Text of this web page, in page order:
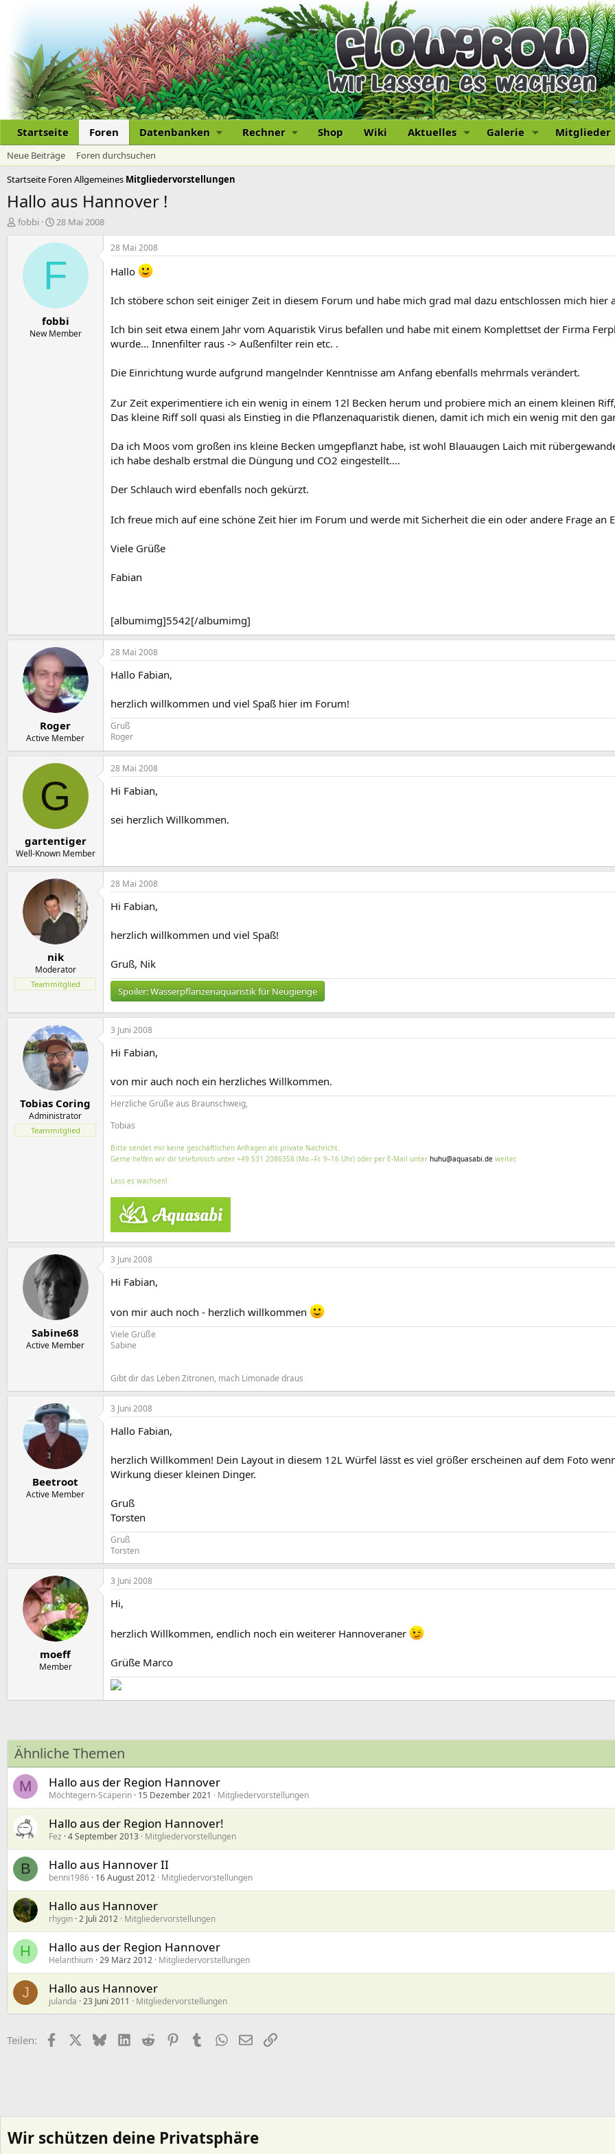
Startseite Foren Datenbanken Rechner Shop Wiki Aktuelles Galerie Mitglieder
Neue Beiträge
Foren durchsuchen
Startseite Foren Allgemeines Mitgliedervorstellungen
Hallo aus Hannover !
E
fobbi
E
s
t
a
m
28 Mai 2008
F
fobbi
New Member
28 Mai 2008
Hallo
Ich stöbere schon seit einiger Zeit in diesem Forum und habe mich grad mal dazu entschlossen mich hier
Ich bin seit etwa einem Jahr vom Aquaristik Virus befallen und habe mit einem Komplettset der Firma
wurde... Innenfilter raus -> Außenfilter rein etc. .
Die Einrichtung wurde aufgrund mangelnder Kenntnisse am Anfang ebenfalls mehrmals verändert.
Zur Zeit experimentiere ich ein wenig in einem 12l Becken herum und probiere mich an einem kleinen
Das kleine Riff soll quasi als Einstieg in die Pflanzenaquaristik dienen, damit ich mich ein wenig mit den
Da ich Moos vom großen ins kleine Becken umgepflanzt habe, ist wohl Blauaugen Laich mit
ich habe deshalb erstmal die Düngung und CO2 eingestellt....
Der Schlauch wird ebenfalls noch gekürzt.
Ich freue mich auf eine schöne Zeit hier im Forum und werde mit Sicherheit die ein oder andere Frage an
Viele Grüße
Fabian
[albumimg]5542[/albumimg]
Roger
Active Member
28 Mai 2008
Hallo Fabian,
herzlich willkommen und viel Spaß hier im Forum!
Gruß
Roger
G
gartentiger
Well-Known Member
28 Mai 2008
Hi Fabian,
sei herzlich Willkommen.
nik
Moderator
Teammitglied
28 Mai 2008
Hi Fabian,
herzlich willkommen und viel Spaß!
Gruß, Nik
Spoiler:Wasserpflanzenaquaristik für Neugierige
Tobias Coring
Administrator
Teammitglied
3 Juni 2008
Hi Fabian,
von mir auch noch ein herzliches Willkommen.
Herzliche Grüße aus Braunschweig,
Tobias
Bitte sendet mir keine geschäftlichen Anfragen als private Nachricht.
Gerne helfen wir dir telefonisch unter +49 531 2086358 (Mo.–Fr. 9–16 Uhr) oder per E-Mail unter huhu@aquasabi.de weiter.
Lass es wachsen!
Sabine68
Active Member
3 Juni 2008
Hi Fabian,
von mir auch noch - herzlich willkommen
Viele Grüße
Sabine
Gibt dir das Leben Zitronen, mach Limonade draus
Beetroot
Active Member
3 Juni 2008
Hallo Fabian,
herzlich Willkommen! Dein Layout in diesem 12L Würfel lässt es viel größer erscheinen auf dem Foto
Wirkung dieser kleinen Dinger.
Gruß
Torsten
Gruß
Torsten
moeff
Member
3 Juni 2008
Hi,
herzlich Willkommen, endlich noch ein weiterer Hannoveraner
Grüße Marco
Ähnliche Themen
M Hallo aus der Region Hannover
Möchtegern-Scaperin 15 Dezember 2021 Mitgliedervorstellungen
Hallo aus der Region Hannover!
Fez 4 September 2013 Mitgliedervorstellungen
B Hallo aus Hannover II
benni1986 16 August 2012 Mitgliedervorstellungen
Hallo aus Hannover
rhygin 2 Juli 2012 Mitgliedervorstellungen
H Hallo aus der Region Hannover
Helanthium 29 März 2012 Mitgliedervorstellungen
J Hallo aus Hannover
julanda 23 Juni 2011 Mitgliedervorstellungen
Teilen: FacebookX (Twitter)
BlueskyLinkedIn
Reddit PinterestTumblrWhatsApp
E-MailLink
Wir schützen deine Privatsphäre